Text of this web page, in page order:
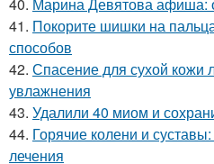
41. Покорите шишки на
способов
42. Спасение для сухой кожи
увлажнения
43. Удалили 40 миом и
44. Горячие колени и
лечения